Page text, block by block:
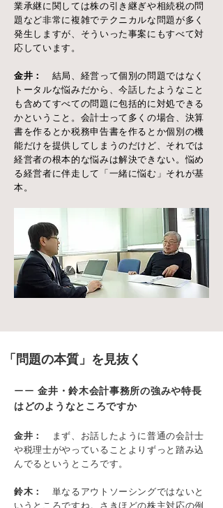
業承継に関しては株の引き継ぎや相続税の問
題など非常に複雑でテクニカルな問題が多く
発生しますが、そういった事案にもすべて対
応しています。
金井： 結局、経営って個別の問題ではなく
トータルな悩みだから、今話したようなこと
も含めてすべての問題に包括的に対処できる
かということ。会計士って多くの場合、決算
書を作るとか税務申告書を作るとか個別の機
能だけを提供してしまうのだけど、それでは
経営者の根本的な悩みは解決できない。悩め
る経営者に伴走して「一緒に悩む」それが基
本。
「問題の本質」を見抜く
ーー金井・鈴木会計事務所の強みや特長
はどのようなところですか
金井：
まず、お話したように普通の会計士
や税理士がやっていることよりずっと踏み込
んでるというところです。
鈴木： 単なるアウトソーシングではないと
いうところですね。さきほどの株主対応の例